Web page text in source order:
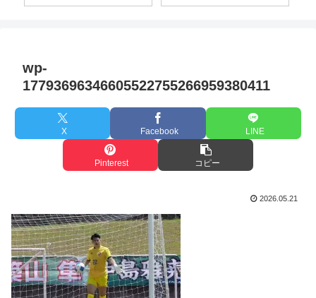
wp-
17793696346605522755266959380411
X Facebook LINE
Pinterest コピー
2026.05.21